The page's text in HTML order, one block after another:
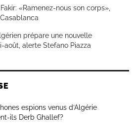
«Ramenez-nous son corps»,
prépare une nouvelle
août, alerte Stefano Piazza
espions venus d’Algérie
ils Derb Ghallef?